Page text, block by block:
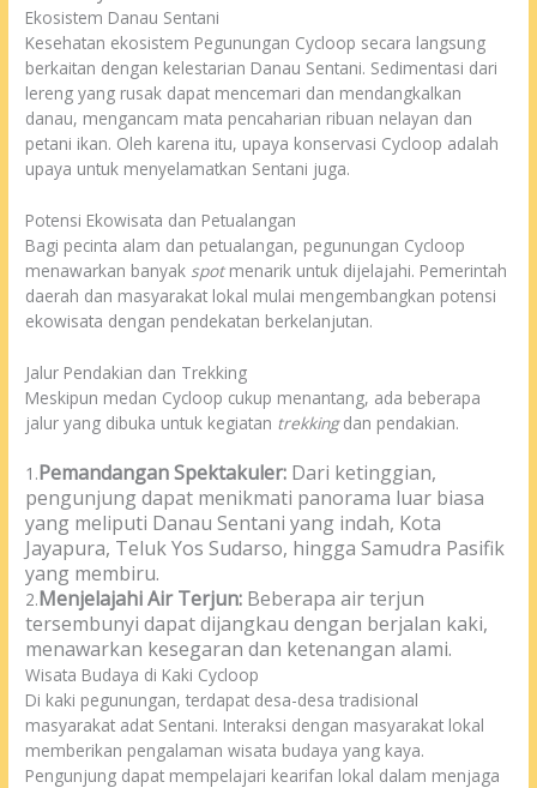
Ekosistem Danau Sentani
Kesehatan ekosistem Pegunungan Cycloop secara langsung
berkaitan dengan kelestarian Danau Sentani. Sedimentasi dari
lereng yang rusak dapat mencemari dan mendangkalkan
danau, mengancam mata pencaharian ribuan nelayan dan
petani ikan. Oleh karena itu, upaya konservasi Cycloop adalah
upaya untuk menyelamatkan Sentani juga.
Potensi Ekowisata dan Petualangan
Bagi pecinta alam dan petualangan, pegunungan Cycloop
menawarkan banyak spotmenarik untuk dijelajahi. Pemerintah
daerah dan masyarakat lokal mulai mengembangkan potensi
ekowisata dengan pendekatan berkelanjutan.
Jalur Pendakian dan Trekking
Meskipun medan Cycloop cukup menantang, ada beberapa
jalur yang dibuka untuk kegiatan trekkingdan pendakian.
1.Pemandangan Spektakuler: Dari ketinggian,
pengunjung dapat menikmati panorama luar biasa
yang meliputi Danau Sentani yang indah, Kota
Jayapura, Teluk Yos Sudarso, hingga Samudra Pasifik
yang membiru.
2.Menjelajahi Air Terjun: Beberapa air terjun
tersembunyi dapat dijangkau dengan berjalan kaki,
menawarkan kesegaran dan ketenangan alami.
Wisata Budaya di Kaki Cycloop
Di kaki pegunungan, terdapat desa-desa tradisional
masyarakat adat Sentani. Interaksi dengan masyarakat lokal
memberikan pengalaman wisata budaya yang kaya.
Pengunjung dapat mempelajari kearifan lokal dalam menjaga